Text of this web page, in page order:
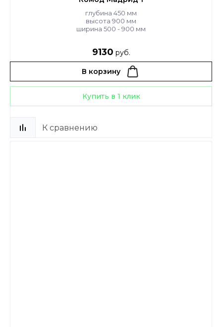
глубина 450 мм
высота 900 мм
ширина 500 - 900 мм
9130 руб.
В корзину
Купить в 1 клик
К сравнению